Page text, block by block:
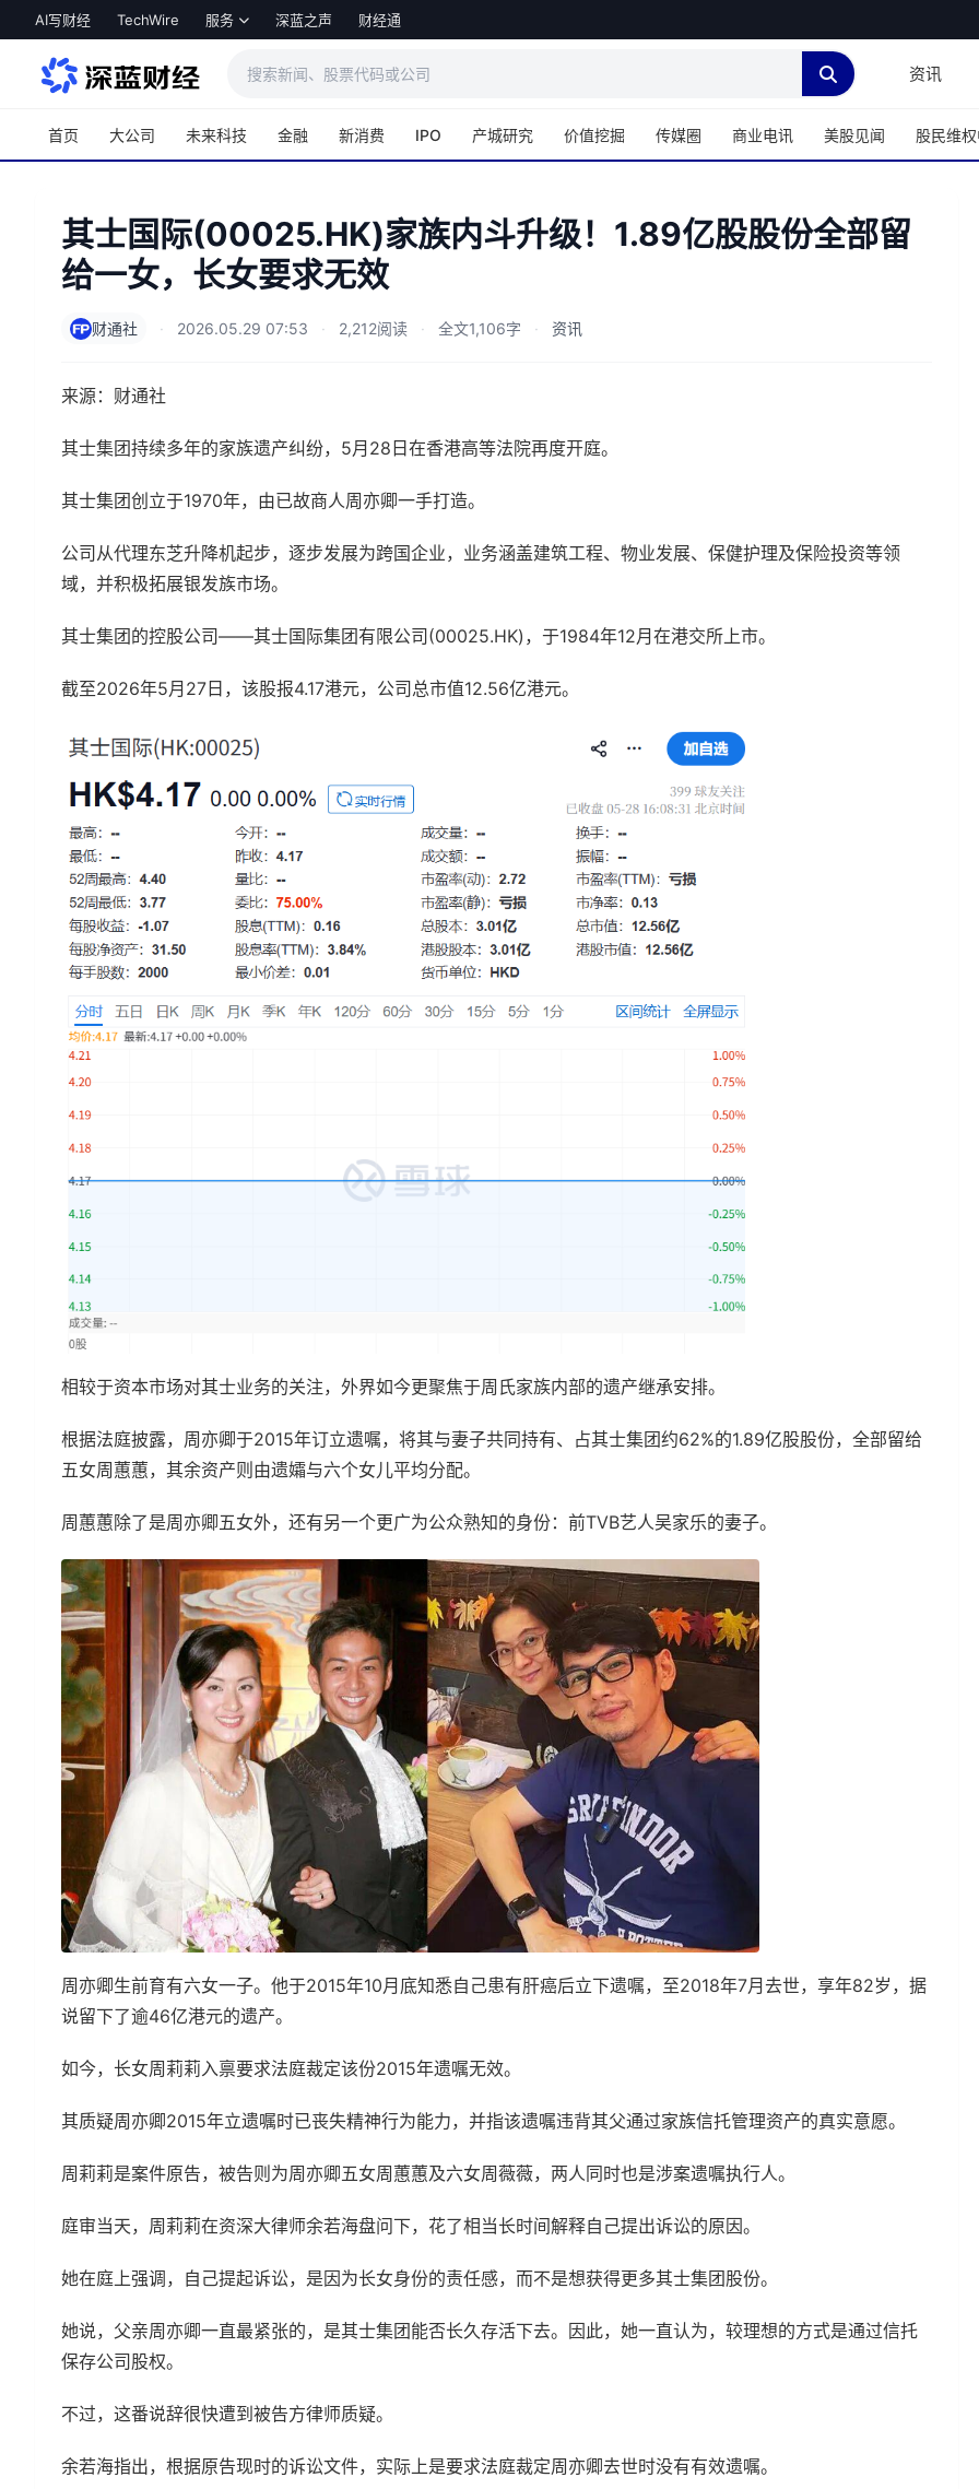
跳转到主内容
AI写财经 TechWire 服务 深蓝之声 财经通
资讯
首页 大公司 未来科技 金融 新消费 IPO 产城研究 价值挖掘 传媒圈 商业电讯 美股见闻 股民维
其士国际(00025.HK)家族内斗升级！1.89亿股股份全部留
给一女，长女要求无效
财通社 · 2026.05.29 07:53 · 2,212阅读 · 全文1,106字 · 资讯
来源：财通社
其士集团持续多年的家族遗产纠纷，5月28日在香港高等法院再度开庭。
其士集团创立于1970年，由已故商人周亦卿一手打造。
公司从代理东芝升降机起步，逐步发展为跨国企业，业务涵盖建筑工程、物业发展、保健护理及保险投资等领
域，并积极拓展银发族市场。
其士集团的控股公司——其士国际集团有限公司(00025.HK)，于1984年12月在港交所上市。
截至2026年5月27日，该股报4.17港元，公司总市值12.56亿港元。
相较于资本市场对其士业务的关注，外界如今更聚焦于周氏家族内部的遗产继承安排。
根据法庭披露，周亦卿于2015年订立遗嘱，将其与妻子共同持有、占其士集团约62%的1.89亿股股份，全部留给
五女周蕙蕙，其余资产则由遗孀与六个女儿平均分配。
周蕙蕙除了是周亦卿五女外，还有另一个更广为公众熟知的身份：前TVB艺人吴家乐的妻子。
周亦卿生前育有六女一子。他于2015年10月底知悉自己患有肝癌后立下遗嘱，至2018年7月去世，享年82岁，据
说留下了逾46亿港元的遗产。
如今，长女周莉莉入禀要求法庭裁定该份2015年遗嘱无效。
其质疑周亦卿2015年立遗嘱时已丧失精神行为能力，并指该遗嘱违背其父通过家族信托管理资产的真实意愿。
周莉莉是案件原告，被告则为周亦卿五女周蕙蕙及六女周薇薇，两人同时也是涉案遗嘱执行人。
庭审当天，周莉莉在资深大律师余若海盘问下，花了相当长时间解释自己提出诉讼的原因。
她在庭上强调，自己提起诉讼，是因为长女身份的责任感，而不是想获得更多其士集团股份。
她说，父亲周亦卿一直最紧张的，是其士集团能否长久存活下去。因此，她一直认为，较理想的方式是通过信托
保存公司股权。
不过，这番说辞很快遭到被告方律师质疑。
余若海指出，根据原告现时的诉讼文件，实际上是要求法庭裁定周亦卿去世时没有有效遗嘱。